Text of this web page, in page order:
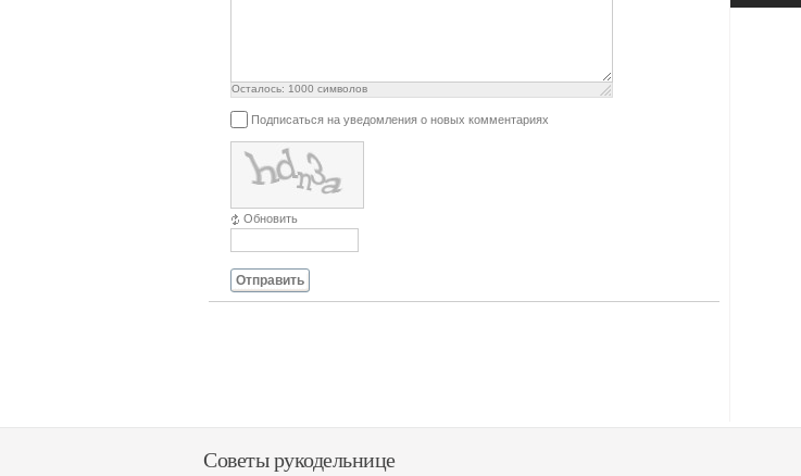
Осталось: 1000 символов
Подписаться на уведомления о новых комментариях
Обновить
Отправить
Советы рукодельнице